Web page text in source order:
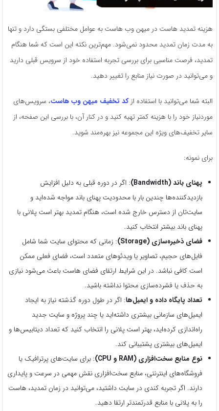
هزینه تمدید هاست در میهن وب هاست به عوامل مختلفی بستگی دارد و تنها
به مدت زمان تمدید محدود نمی‌شود. مهم‌ترین نکته این است که شما هنگام
تمدید، فرصت مناسبی برای بررسی تجربه استفاده خود از سرویس قبلی دارید
و می‌توانید در صورت نیاز منابع را تغییر دهید.
البته شما می‌توانید با استفاده ازکد تخفیف میهن وب هاست، سرویس‌های
موردنیاز خود را با هزینه کمتر تهیه کنید و در کنار آن، با بررسی این صفحه، از
سایر تخفیف‌های ویژه این مجموعه نیز بهره‌مند شوید.
برای نمونه:
پهنای باند (Bandwidth)
: اگر در دوره قبلی به دلیل افزایش
بازدیدکننده‌ها چندین بار با محدودیت پهنای باند مواجه شده‌اید و
سایت‌تان از دسترس خارج شده است، هنگام تمدید بهتر است پلانی با
پهنای باند بیشتر انتخاب کنید.
فضای ذخیره‌سازی (Storage)
: زمانی که محتوای سایت شما شامل
فایل‌های حجیم، تصاویر یا ویدئوهای متعدد است، فضای فعلی ممکن
است کافی نباشد. در این شرایط ارتقای فضای هاست باعث می‌شود نیازی
به حذف یا فشرده‌سازی محتوا نداشته باشید.
تعداد پایگاه داده و ایمیل‌ها: اگر در طول دوره گذشته نیاز به ایجاد
ایمیل‌های سازمانی بیشتری داشته‌اید یا چند پروژه و سایت جدید
راه‌اندازی کرده‌اید، بهتر است پلانی را انتخاب کنید که تعداد دیتابیس‌ها و
ایمیل‌های بیشتری پشتیبانی کند.
نوع منابع سخت‌افزاری (RAM و CPU)
: برای سایت‌های پرترافیک یا
فروشگاه‌های اینترنتی، منابع سخت‌افزاری نقش مهمی در سرعت و پایداری
دارند. اگر تجربه کندی در سایت داشتید، می‌توانید در زمان تمدید، هاست
را به پلانی با منابع قدرتمندتر ارتقا دهید.